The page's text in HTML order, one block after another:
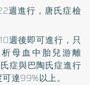
週進行，唐氏症檢
週後即可進行，只
母血中胎兒游離
症與巴陶氏症進行
達99%以上。